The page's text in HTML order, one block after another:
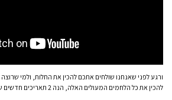
ורגע לפני שאנחנו שולחים אתכם להכין את החלות, ולמי
להכין את כל הלחמים המעולים האלה, הנה 2 תאריכים חדשים שפורסמו ממש עכשיו. מומלץ.